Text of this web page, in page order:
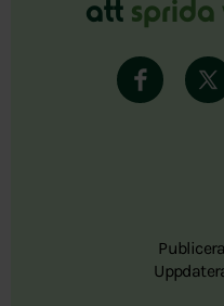
att sprida